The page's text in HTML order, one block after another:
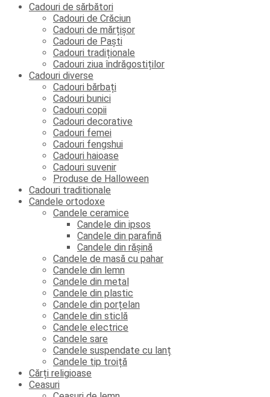
Cadouri de sărbători
Cadouri de Crăciun
Cadouri de mărțișor
Cadouri de Paști
Cadouri tradiționale
Cadouri ziua îndrăgostiților
Cadouri diverse
Cadouri bărbați
Cadouri bunici
Cadouri copii
Cadouri decorative
Cadouri femei
Cadouri fengshui
Cadouri haioase
Cadouri suvenir
Produse de Halloween
Cadouri traditionale
Candele ortodoxe
Candele ceramice
Candele din ipsos
Candele din parafină
Candele din rășină
Candele de masă cu pahar
Candele din lemn
Candele din metal
Candele din plastic
Candele din porțelan
Candele din sticlă
Candele electrice
Candele sare
Candele suspendate cu lanț
Candele tip troiță
Cărți religioase
Ceasuri